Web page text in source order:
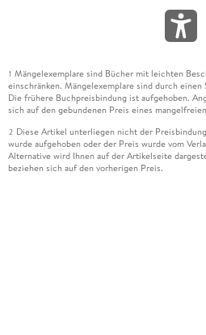
1 Mängelexemplare sind Bücher mit leichten
einschränken. Mängelexemplare sind durch
Die frühere Buchpreisbindung ist aufgehoben.
sich auf den gebundenen Preis eines
2 Diese Artikel unterliegen nicht der
wurde aufgehoben oder der Preis wurde vom
Alternative wird Ihnen auf der Artikelseite
beziehen sich auf den vorherigen Preis.